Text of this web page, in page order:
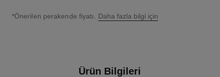
↩
*Önerilen perakende fiyatı. Daha fazla bilgi için
Ürün Bilgileri